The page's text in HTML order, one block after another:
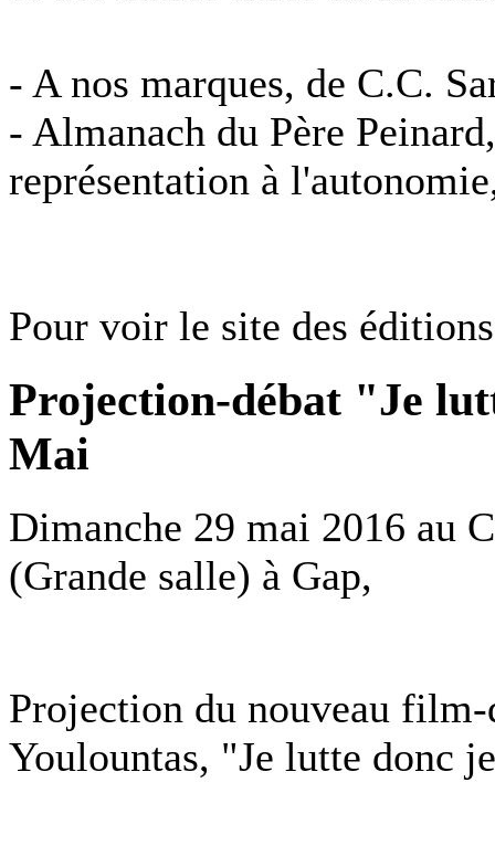
- A nos marques, de C.C.
- Almanach du Père
représentation à
Pour voir le site des
Projection-débat "Je
Mai
Dimanche 29 mai 2016 au
(Grande salle) à Gap,
Projection du nouveau
Youlountas, "Je lutte donc